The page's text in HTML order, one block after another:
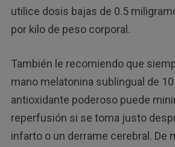
utilice dosis bajas de 0.5
por kilo de peso corporal.
También le recomiendo que
mano melatonina sublingual de
antioxidante poderoso puede
reperfusión si se toma justo
infarto o un derrame cerebral. De